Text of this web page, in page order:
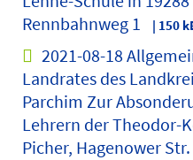
Rennbahnweg 1
| 150
2021-08-18
Landrates des
Parchim Zur
Lehrern der Theodor-
Picher, Hagenower Str.